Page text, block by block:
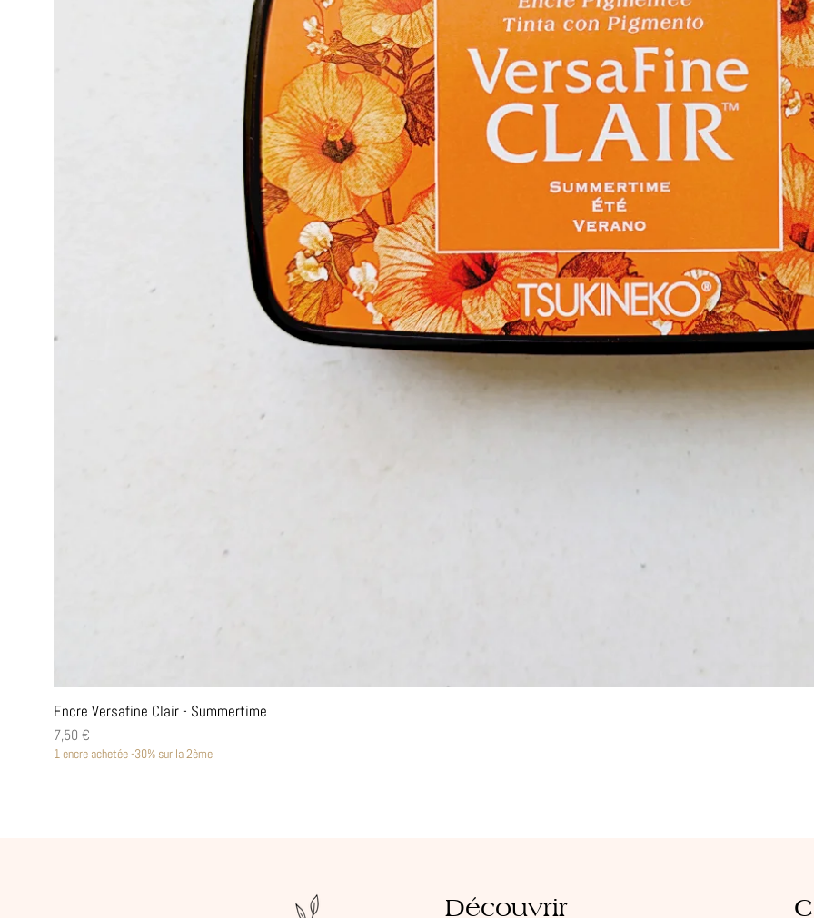
Encre Versafine Clair - Summertime
Prix
7,50 €
1 encre achetée -30% sur la 2ème
Découvrir